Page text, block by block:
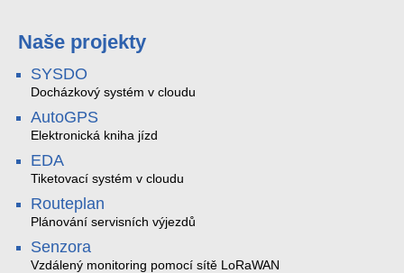
Naše projekty
SYSDO
Docházkový systém v cloudu
AutoGPS
Elektronická kniha jízd
EDA
Tiketovací systém v cloudu
Routeplan
Plánování servisních výjezdů
Senzora
Vzdálený monitoring pomocí sítě LoRaWAN